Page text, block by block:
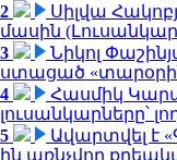
2
Սիլվա
մասին
3
Նիկոլ
ստացած
4
Հասմիկ
լուսանկարները՝
5
Ավարտվել է
ին առնչվող